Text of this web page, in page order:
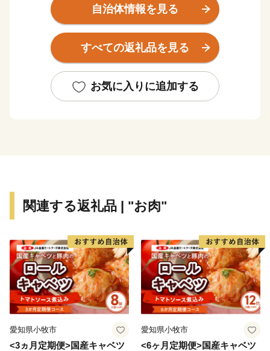
られた住宅都市です。
今後も、全国的に高い評価を得ている学校・家庭・地域
が一体となって子どもたちを育てる「コミュニティ・ス
クール」の取り組みや市民と行政が共に支え合う協働の
自治体情報を見る
すべての返礼品を見る
お気に入りに追加する
関連する返礼品 | "お肉"
愛知県小牧市
<3ヵ月定期便>国産キャベツ
愛知県小牧市
<6ヶ月定期便>国産キャベツ